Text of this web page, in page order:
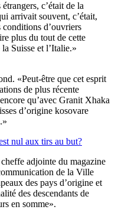
c’était de la
arrivait souvent, c’était,
d’ouvriers
plus du tout de cette
Suisse et l’Italie.»
«Peut-être que cet esprit
de plus récente
qu’avec Granit Xhaka
d’origine kosovare
nul aux tirs au but?
adjointe du magazine
de la Ville
des pays d’origine et
des descendants de
en somme».